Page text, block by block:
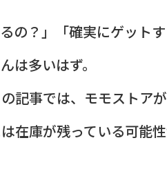
の？」「確実にゲット
は多いはず。
記事では、モモストア
在庫が残っている可能